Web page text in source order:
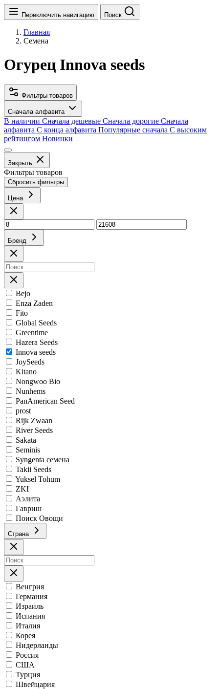
Переключить навигацию Поиск
Главная
Семена
Огурец Innova seeds
Фильтры товаров
Сначала алфавита
В наличии Сначала дешевые Сначала дорогие Сначала
алфавита С конца алфавита Популярные сначала С высоким
рейтингом Новинки
Закрыть
Фильтры товаров
Сбросить фильтры
Цена
Бренд
Bejo
Enza Zaden
Fito
Global Seeds
Greentime
Hazera Seeds
Innova seeds
JoySeeds
Kitano
Nongwoo Bio
Nunhems
PanAmerican Seed
prost
Rijk Zwaan
River Seeds
Sakata
Seminis
Syngenta семена
Takii Seeds
Yuksel Tohum
ZKI
Аэлита
Гавриш
Поиск Овощи
Страна
Венгрия
Германия
Израиль
Испания
Италия
Корея
Нидерланды
Россия
США
Турция
Швейцария